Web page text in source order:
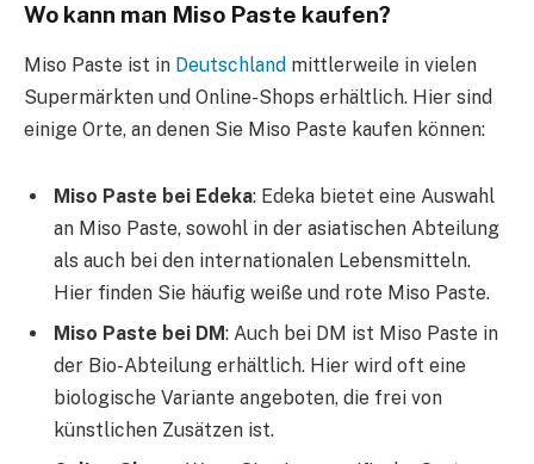
Wo kann man Miso Paste kaufen?
Miso Paste ist in Deutschland mittlerweile in vielen
Supermärkten und Online-Shops erhältlich. Hier sind
einige Orte, an denen Sie Miso Paste kaufen können:
Miso Paste bei Edeka: Edeka bietet eine Auswahl
an Miso Paste, sowohl in der asiatischen Abteilung
als auch bei den internationalen Lebensmitteln.
Hier finden Sie häufig weiße und rote Miso Paste.
Miso Paste bei DM: Auch bei DM ist Miso Paste in
der Bio-Abteilung erhältlich. Hier wird oft eine
biologische Variante angeboten, die frei von
künstlichen Zusätzen ist.